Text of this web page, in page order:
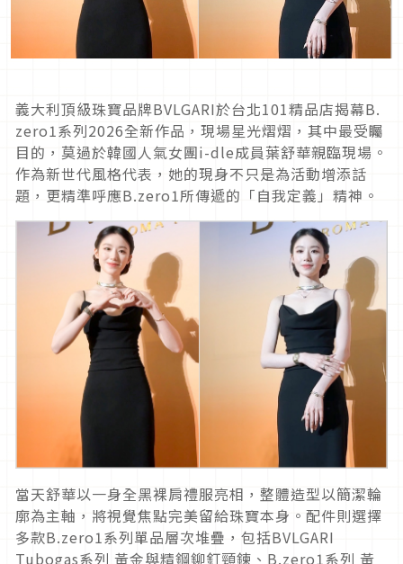
義大利頂級珠寶品牌BVLGARI於台北101精品店揭幕B.
zero1系列2026全新作品，現場星光熠熠，其中最受矚
目的，莫過於韓國人氣女團i-dle成員葉舒華親臨現場。
作為新世代風格代表，她的現身不只是為活動增添話
題，更精準呼應B.zero1所傳遞的「自我定義」精神。
當天舒華以一身全黑裸肩禮服亮相，整體造型以簡潔輪
廓為主軸， 將視覺焦點完美留給珠寶本身。配件則選擇
多款B.zero1系列單品層次堆疊，包括BVLGARI
Tubogas系列 黃金與精鋼鉚釘頸鍊、B.zero1系列 黃